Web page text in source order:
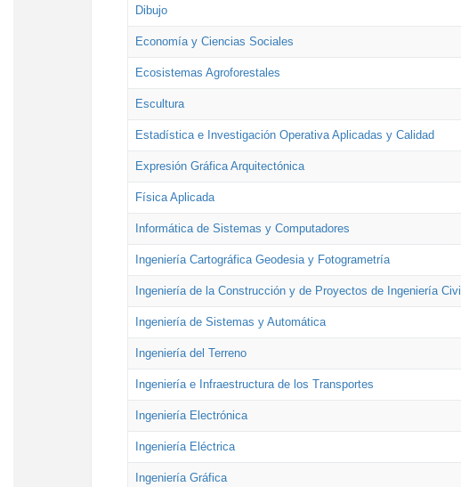
Dibujo
Economía y Ciencias Sociales
Ecosistemas Agroforestales
Escultura
Estadística e Investigación Operativa Aplicadas y Calidad
Expresión Gráfica Arquitectónica
Física Aplicada
Informática de Sistemas y Computadores
Ingeniería Cartográfica Geodesia y Fotogrametría
Ingeniería de la Construcción y de Proyectos de Ingeniería Civil
Ingeniería de Sistemas y Automática
Ingeniería del Terreno
Ingeniería e Infraestructura de los Transportes
Ingeniería Electrónica
Ingeniería Eléctrica
Ingeniería Gráfica